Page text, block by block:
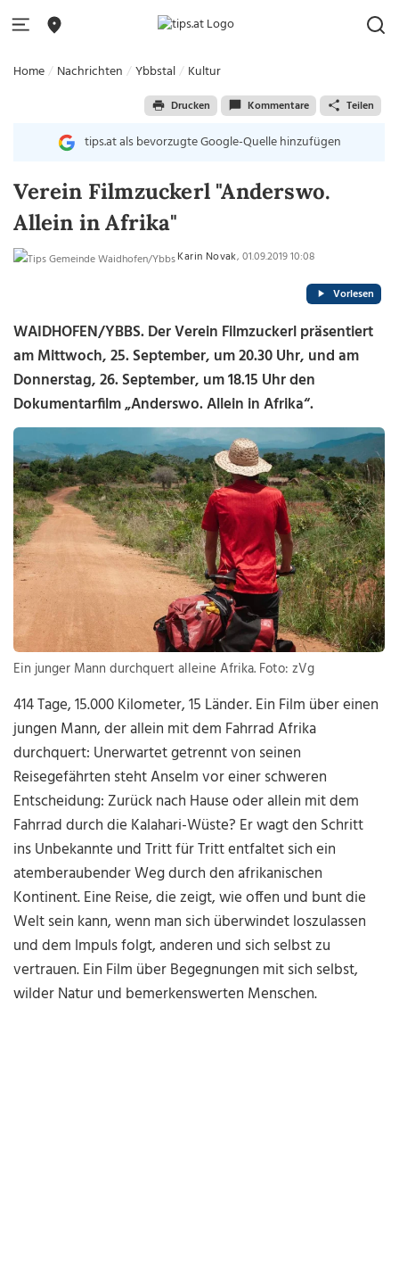
Home Nachrichten Ybbstal Kultur
Drucken Kommentare Teilen
tips.at als bevorzugte Google-Quelle hinzufügen
Verein Filmzuckerl "Anderswo.
Allein in Afrika"
Karin Novak, 01.09.2019 10:08
Vorlesen
WAIDHOFEN/YBBS. Der Verein Filmzuckerl präsentiert
am Mittwoch, 25. September, um 20.30 Uhr, und am
Donnerstag, 26. September, um 18.15 Uhr den
Dokumentarfilm „Anderswo. Allein in Afrika“.
Ein junger Mann durchquert alleine Afrika. Foto: zVg
414 Tage, 15.000 Kilometer, 15 Länder. Ein Film über einen
jungen Mann, der allein mit dem Fahrrad Afrika
durchquert: Unerwartet getrennt von seinen
Reisegefährten steht Anselm vor einer schweren
Entscheidung: Zurück nach Hause oder allein mit dem
Fahrrad durch die Kalahari-Wüste? Er wagt den Schritt
ins Unbekannte und Tritt für Tritt entfaltet sich ein
atemberaubender Weg durch den afrikanischen
Kontinent. Eine Reise, die zeigt, wie offen und bunt die
Welt sein kann, wenn man sich überwindet loszulassen
und dem Impuls folgt, anderen und sich selbst zu
vertrauen. Ein Film über Begegnungen mit sich selbst,
wilder Natur und bemerkenswerten Menschen.